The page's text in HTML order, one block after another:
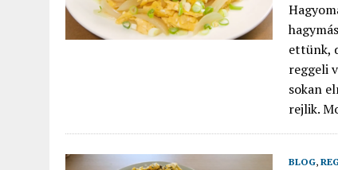
ettünk,
reggeli
sokan
rejlik.
BLOG,